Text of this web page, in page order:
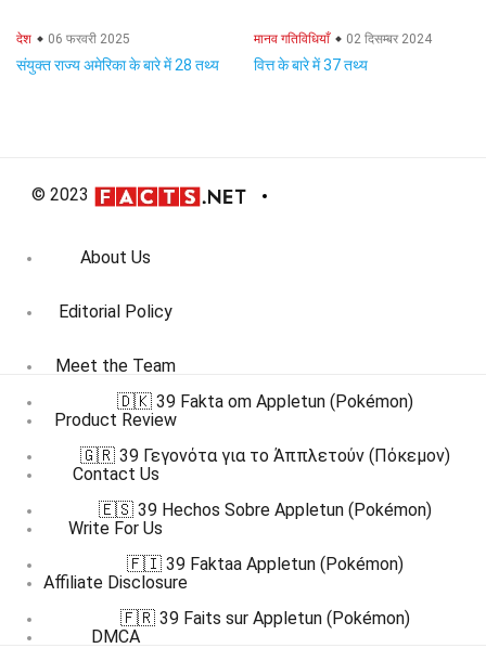
देश 06 फरवरी 2025
संयुक्त राज्य अमेरिका के बारे में 28 तथ्य
मानव गतिविधियाँ 02 दिसम्बर 2024
वित्त के बारे में 37 तथ्य
© 2023
About Us
Editorial Policy
Meet the Team
Product Review
Contact Us
Write For Us
Affiliate Disclosure
DMCA
🇩🇰 39 Fakta om Appletun (Pokémon)
🇬🇷 39 Γεγονότα για το Άππλετούν (Πόκεμον)
🇪🇸 39 Hechos Sobre Appletun (Pokémon)
🇫🇮 39 Faktaa Appletun (Pokémon)
🇫🇷 39 Faits sur Appletun (Pokémon)